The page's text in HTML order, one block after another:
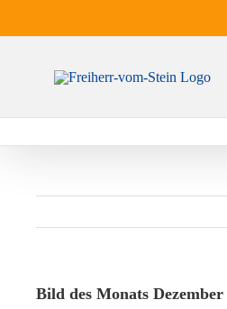
Bild des Monats Dezember